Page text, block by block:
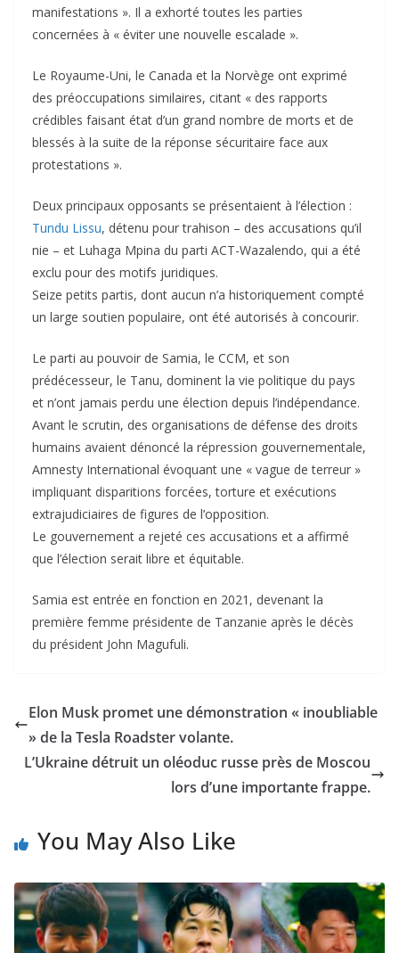
manifestations ». Il a exhorté toutes les parties
concernées à « éviter une nouvelle escalade ».
Le Royaume-Uni, le Canada et la Norvège ont exprimé
des préoccupations similaires, citant « des rapports
crédibles faisant état d’un grand nombre de morts et de
blessés à la suite de la réponse sécuritaire face aux
protestations ».
Deux principaux opposants se présentaient à l’élection :
Tundu Lissu, détenu pour trahison – des accusations qu’il
nie – et Luhaga Mpina du parti ACT-Wazalendo, qui a été
exclu pour des motifs juridiques.
Seize petits partis, dont aucun n’a historiquement compté
un large soutien populaire, ont été autorisés à concourir.
Le parti au pouvoir de Samia, le CCM, et son
prédécesseur, le Tanu, dominent la vie politique du pays
et n’ont jamais perdu une élection depuis l’indépendance.
Avant le scrutin, des organisations de défense des droits
humains avaient dénoncé la répression gouvernementale,
Amnesty International évoquant une « vague de terreur »
impliquant disparitions forcées, torture et exécutions
extrajudiciaires de figures de l’opposition.
Le gouvernement a rejeté ces accusations et a affirmé
que l’élection serait libre et équitable.
Samia est entrée en fonction en 2021, devenant la
première femme présidente de Tanzanie après le décès
du président John Magufuli.
Elon Musk promet une démonstration « inoubliable
» de la Tesla Roadster volante.
L’Ukraine détruit un oléoduc russe près de Moscou
lors d’une importante frappe.
You May Also Like